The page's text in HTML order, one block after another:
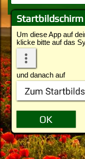
Startbildschirm
Um diese App auf
klicke bitte auf das
und danach auf